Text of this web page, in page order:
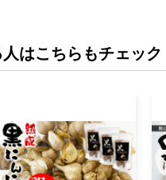
はこちらもチェック